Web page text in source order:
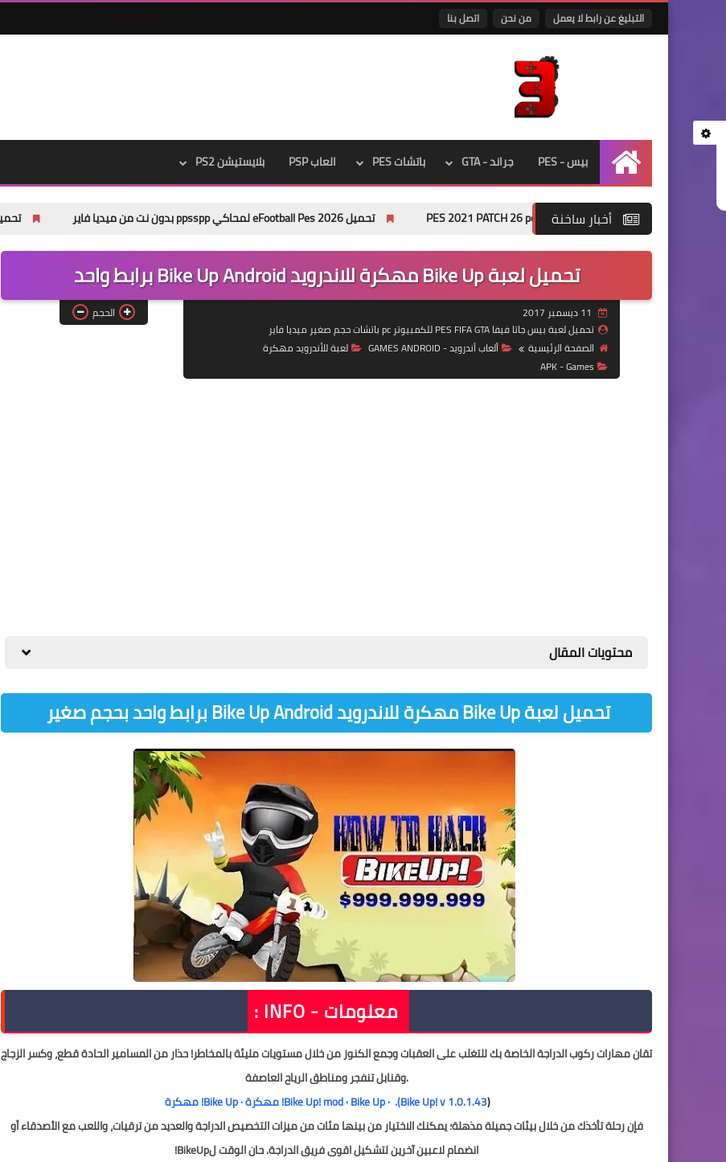
التبليغ عن رابط لا يعمل من نحن اتصل بنا
الرئيسية
بيس - PES جراند - GTA باتشات PES العاب PSP بلايستيشن PS2
أخبار ساخنة تحميل eFootball Pes 2026 لمحاكي ppsspp بدون نت من ميديا فاير تحميل باتش Pes 2013 Next Season Patch 2026 من ميديا فاير
تحميل لعبة Bike Up مهكرة للاندرويد Bike Up Android برابط واحد
تحميل لعبة بيس جاتا فيفا PES FIFA GTA للكمبيوتر pc باتشات حجم صغير ميديا فاير
الصفحة الرئيسية
ألعاب أندرويد - GAMES ANDROID
لعبة للأندرويد مهكرة
APK - Games
الحجم
محتويات المقال
تحميل لعبة Bike Up مهكرة للاندرويد Bike Up Android برابط واحد بحجم صغير
:
تقان مهارات ركوب الدراجة الخاصة بك للتغلب على العقبات وجمع الكنوز من خلال مستويات مليئة بالمخاطر! حذار من المسامير الحادة قطع، وكسر الزجاج
وقنابل تنفجر ومناطق الرياح العاصفة.
(Bike Up! v 1.0.1.43). · Bike Up! mod · Bike Up! مهكرة · Bike Up! مهكرة
فإن رحلة تأخذك من خلال بيئات جميلة مذهلة؛ يمكنك الاختيار من بينها مئات من ميزات التخصيص الدراجة والعديد من ترقيات، واللعب مع الأصدقاء أو
انضمام لاعبين آخرين لتشكيل اقوى فريق الدراجة. حان الوقت لBikeUp!